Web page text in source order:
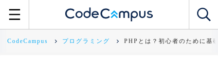
CodeCampus プログラミング PHPとは？初心者のために基